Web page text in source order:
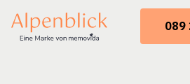
089